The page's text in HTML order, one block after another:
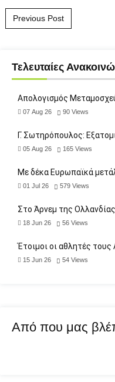
Post navigation
Previous Post
Τελευταίες
Απολογισμός
07 Aug 26 90 Views
Γ. Σωτηρόπουλος:
05 Aug 26 165 Views
Με δέκα Ευρωπαϊκά
01 Jul 26 579 Views
Στο Άρνεμ της
18 Jun 26 56 Views
Έτοιμοι οι αθλητές
15 Jun 26 54 Views
Από που μας